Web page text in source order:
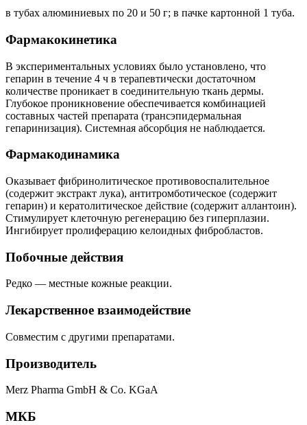
в тубах алюминиевых по 20 и 50 г; в пачке картонной 1 туба.
Фармакокинетика
В экспериментальных условиях было установлено, что
гепарин в течение 4 ч в терапевтически достаточном
количестве проникает в соединительную ткань дермы.
Глубокое проникновение обеспечивается комбинацией
составных частей препарата (трансэпидермальная
гепаринизация). Системная абсорбция не наблюдается.
Фармакодинамика
Оказывает фибринолитическое противовоспалительное
(содержит экстракт лука), антитромботическое (содержит
гепарин) и кератолитическое действие (содержит аллантоин).
Стимулирует клеточную регенерацию без гиперплазии.
Ингибирует пролиферацию келоидных фибробластов.
Побочные действия
Редко — местные кожные реакции.
Лекарственное взаимодействие
Совместим с другими препаратами.
Производитель
Merz Pharma GmbH & Co. KGaA
МКБ